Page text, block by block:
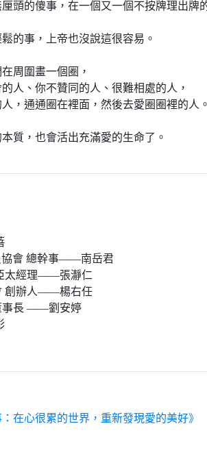
頭的傻事，在一個又一個不按牌理出牌
的事，上帝也沒說這很容易。
周圍畫一個圈，
人、你不贊同的人、很難相處的人，
，通通圈在裡面，然後去愛圈圈裡的人。
質，也會活出充滿愛的生命了。
協會 總幹事——南岳君
太經理——張瀞仁
創辦人——楊右任
事長 ——劉安婷
在心很累的世界，重新發現愛的美好》